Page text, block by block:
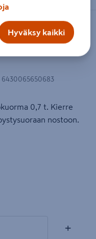
6430065650683
0,7 t. Kierre
nostoon.
+
Hyväksy kaikki